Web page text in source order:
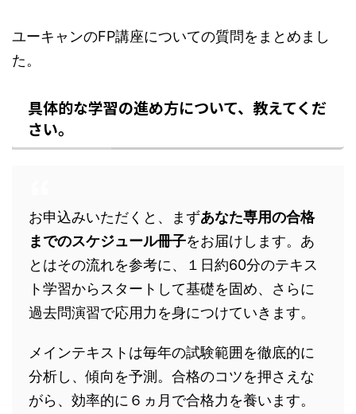
ユーキャンのFP講座についての質問をまとめまし
た。
具体的な学習の進め方について、教えてくだ
さい。
お申込みいただくと、まずあなた専用の合格
までのスケジュール冊子をお届けします。あ
とはその流れを参考に、１日約60分のテキス
ト学習からスタートして基礎を固め、さらに
過去問演習で応用力を身につけていきます。
メインテキストは毎年の試験範囲を徹底的に
分析し、傾向を予測。合格のコツを押さえな
がら、効率的に６ヵ月で合格力を養います。